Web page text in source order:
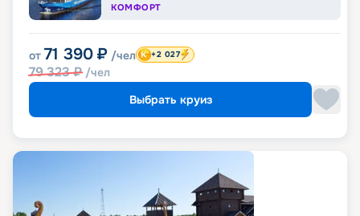
КОМФОРТ
от 71 390 ₽ /чел
79 323₽ /чел
+2 027
Выбрать круиз